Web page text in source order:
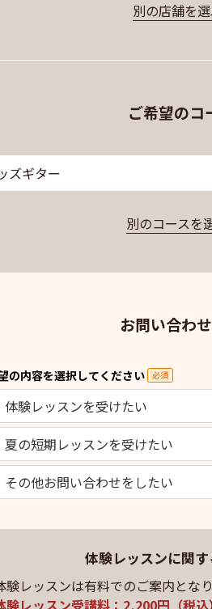
別の店舗を
ご希望のコ
ズギター
別のコースを
お問い合わ
の内容を選択してください 必須
体験レッスンを受けたい
夏の短期レッスンを受けたい
その他お問い合わせをしたい
体験レッスンに関
験レッスンは有料でのご案内となり
験レッスン受講料：2,200円（税込）